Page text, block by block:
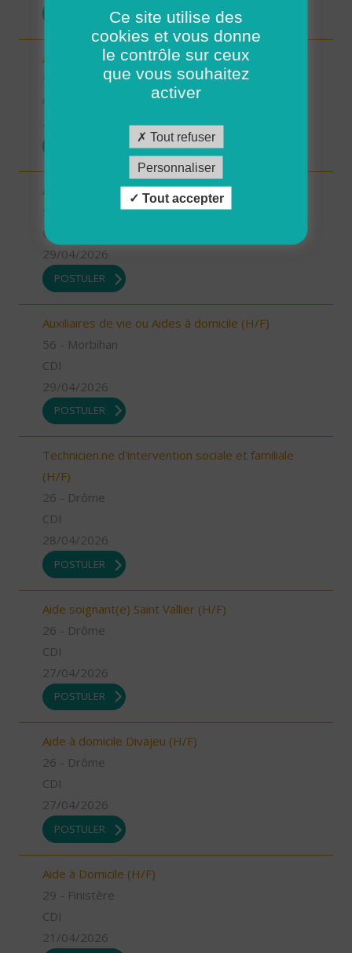
Aides à domicile pour renfort été (H/F)
56 - Morbihan
Aides à domicile emploi saisonnier (H/F)
CDD
29/04/2026
POSTULER
Auxiliaires de vie ou Aides à domicile (H/F)
56 - Morbihan
CDI
29/04/2026
POSTULER
Technicien.ne d'intervention sociale et familiale
(H/F)
26 - Drôme
CDI
28/04/2026
POSTULER
Aide soignant(e) Saint Vallier (H/F)
26 - Drôme
CDI
27/04/2026
POSTULER
Aide à domicile Divajeu (H/F)
26 - Drôme
CDI
27/04/2026
POSTULER
Aide à Domicile (H/F)
29 - Finistère
CDI
21/04/2026
Ce site utilise des
cookies et vous donne
le contrôle sur ceux
que vous souhaitez
activer
Tout refuser
Personnaliser
Tout accepter